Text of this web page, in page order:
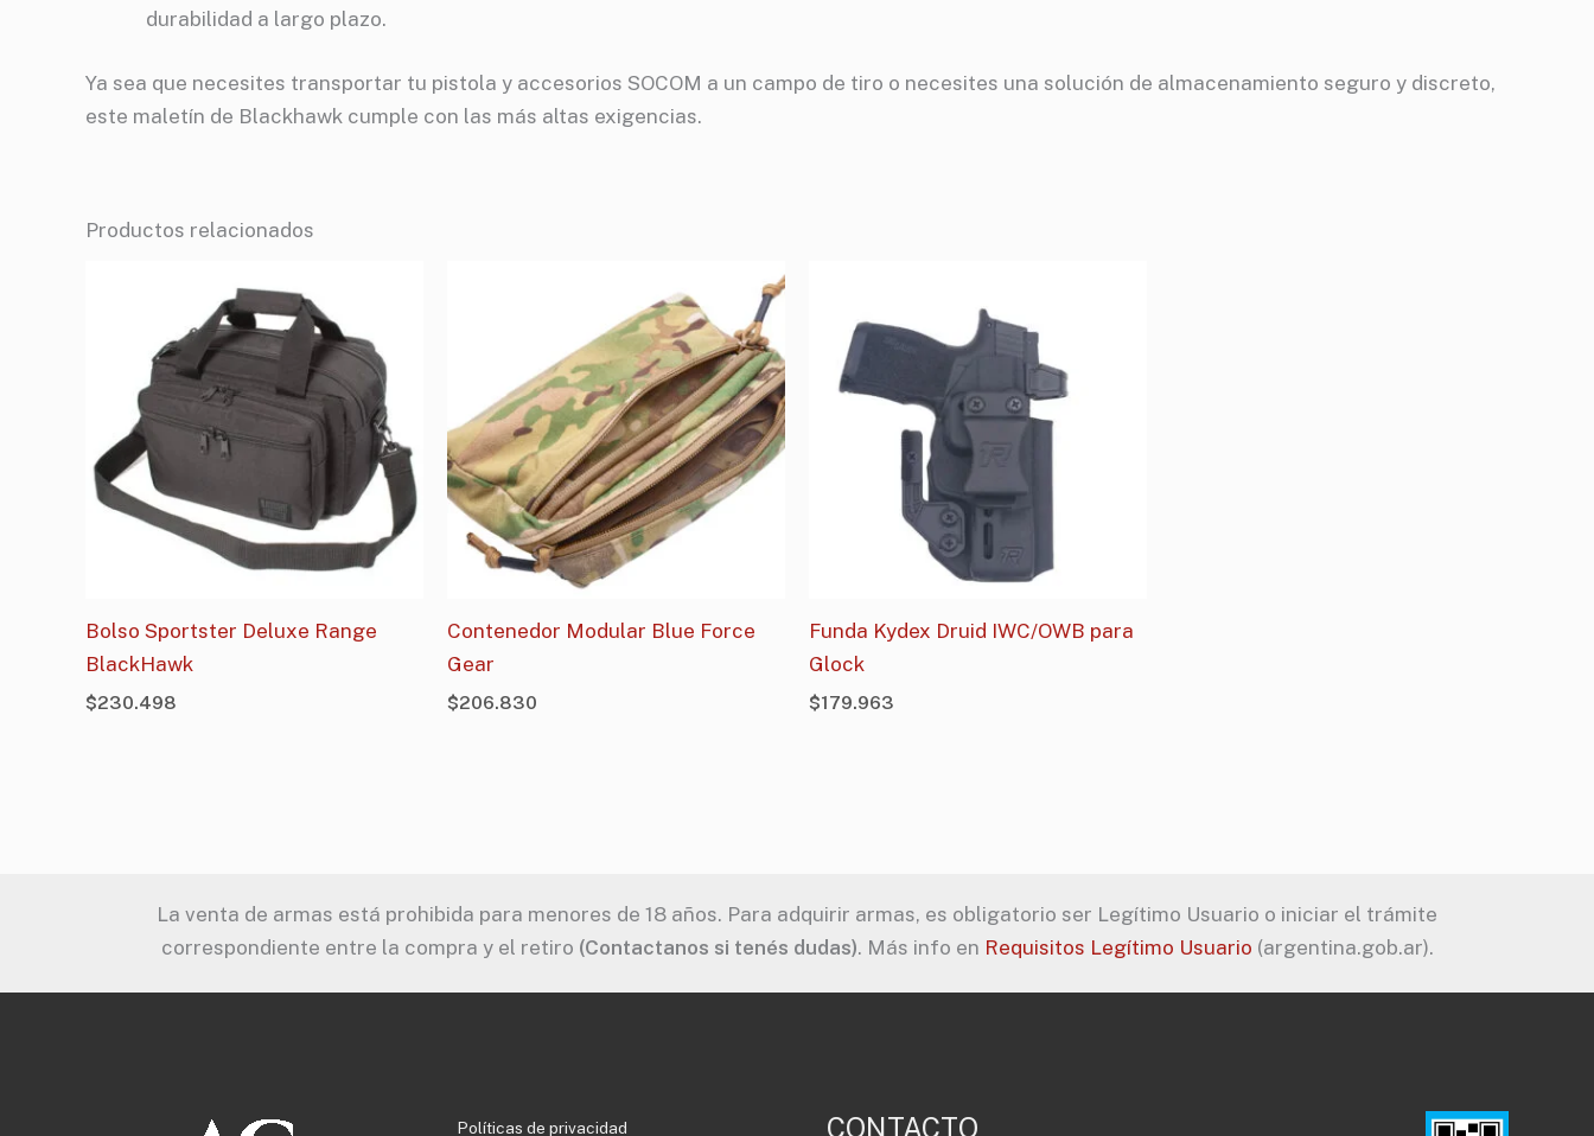
durabilidad a largo plazo.
Ya sea que necesites transportar tu pistola y accesorios SOCOM a un campo de tiro o necesites una solución de almacenamiento seguro y discreto,
este maletín de Blackhawk cumple con las más altas exigencias.
Productos relacionados
Bolso Sportster Deluxe Range
BlackHawk
$230.498
Contenedor Modular Blue Force
Gear
$206.830
Funda Kydex Druid IWC/OWB para
Glock
$179.963
La venta de armas está prohibida para menores de 18 años. Para adquirir armas, es obligatorio ser Legítimo Usuario o iniciar el trámite
correspondiente entre la compra y el retiro (Contactanos si tenés dudas). Más info en Requisitos Legítimo Usuario (argentina.gob.ar).
Políticas de privacidad CONTACTO